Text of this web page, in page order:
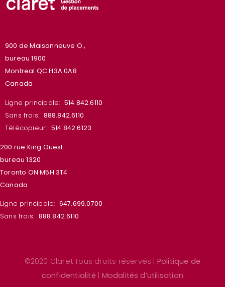
900 de Maisonneuve O.,
bureau 1900
Montreal QC H3A 0A8
Canada
Ligne principale: 514.842.6110
Sans frais: 888.842.6110
Télécopieur: 514.842.6123
200 rue King Ouest
bureau 1320
Toronto ON M5H 3T4
Canada
Ligne principale: 647.699.0700
Sans frais: 888.842.6110
©2020 Claret.Tous droits réservés | Politique de
confidentialité
Modalités d’utilisation